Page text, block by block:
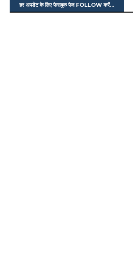
हर अपडेट के लिए फेसबुक पेज FOLLOW करें...